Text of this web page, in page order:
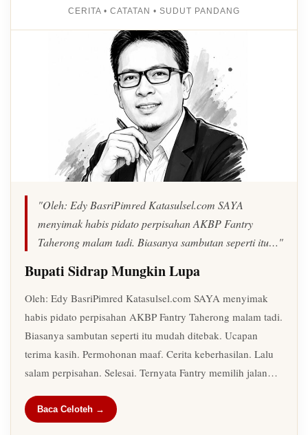
CERITA • CATATAN • SUDUT PANDANG
"Oleh: Edy BasriPimred Katasulsel.com SAYA
menyimak habis pidato perpisahan AKBP Fantry
Taherong malam tadi. Biasanya sambutan seperti itu…"
Bupati Sidrap Mungkin Lupa
Oleh: Edy BasriPimred Katasulsel.com SAYA menyimak
habis pidato perpisahan AKBP Fantry Taherong malam tadi.
Biasanya sambutan seperti itu mudah ditebak. Ucapan
terima kasih. Permohonan maaf. Cerita keberhasilan. Lalu
salam perpisahan. Selesai. Ternyata Fantry memilih jalan…
Baca Celoteh →